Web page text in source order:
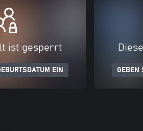
ist gesperrt
EIN GEBEN